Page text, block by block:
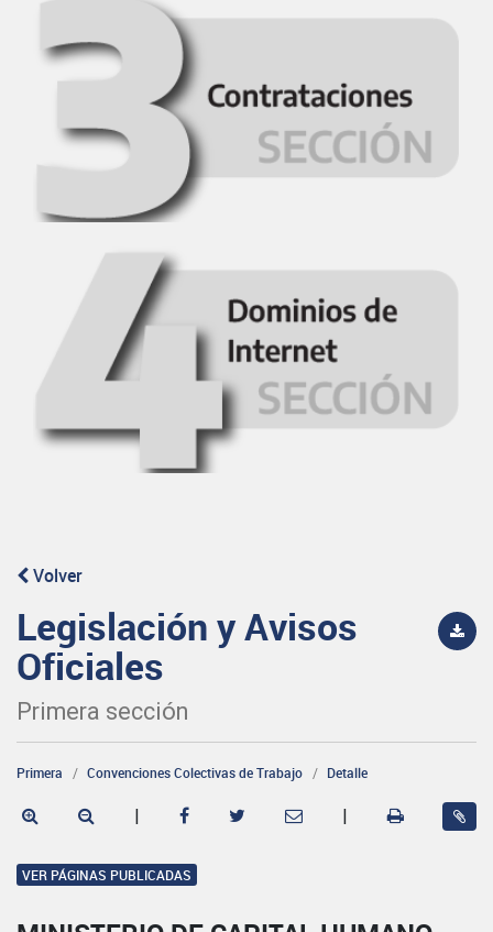
Volver
Legislación y Avisos
Oficiales
Primera sección
Primera Convenciones Colectivas de Trabajo Detalle
| |
VER PÁGINAS PUBLICADAS